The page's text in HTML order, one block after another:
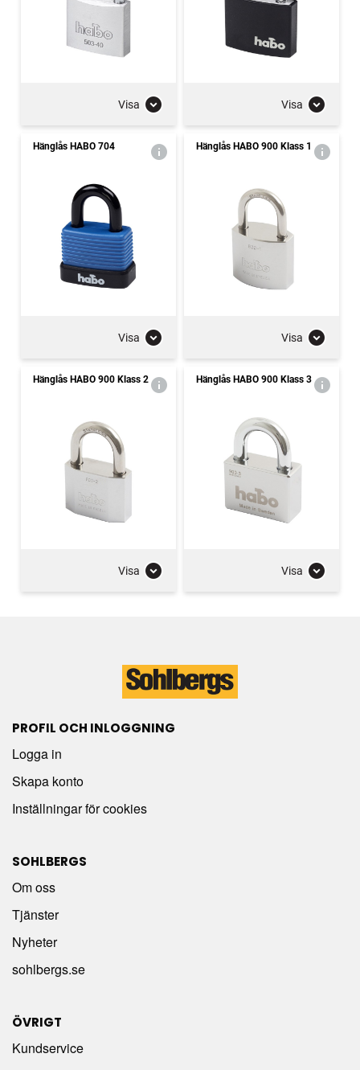
Visa Visa
Hänglås HABO 704
Visa
Hänglås HABO 900 Klass 1
Visa
Hänglås HABO 900 Klass 2
Visa
Hänglås HABO 900 Klass 3
Visa
PROFIL OCH INLOGGNING
Logga in
Skapa konto
Inställningar för cookies
SOHLBERGS
Om oss
Tjänster
Nyheter
sohlbergs.se
ÖVRIGT
Kundservice